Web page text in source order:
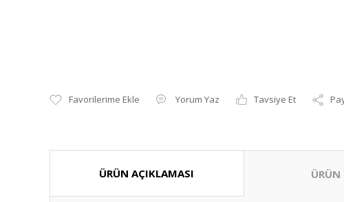
Yorum Yaz Tavsiye Et
ÜRÜN AÇIKLAMASI ÜRÜN